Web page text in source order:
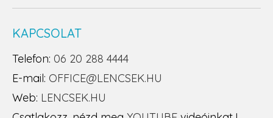
KAPCSOLAT
Telefon: 06 20 288 4444
E-mail: OFFICE@LENCSEK.HU
Web: LENCSEK.HU